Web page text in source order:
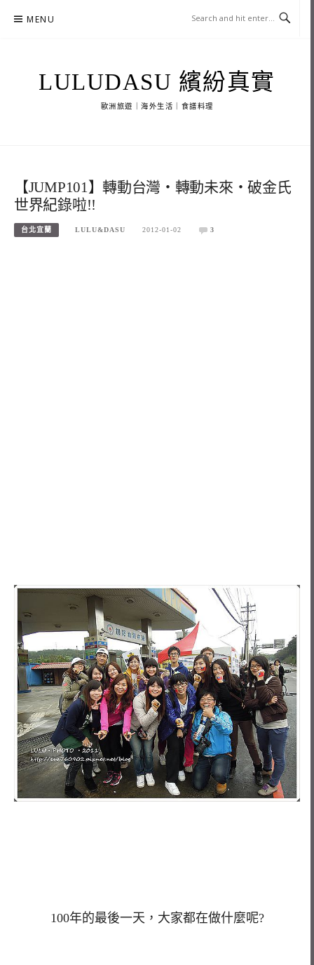
MENU
LULUDASU 繽紛真實
歐洲旅遊｜海外生活｜食譜料理
【JUMP101】轉動台灣‧轉動未來‧破金氏
世界紀錄啦!!
台北宜蘭 LULU&DASU 2012-01-02 3
100年的最後一天，大家都在做什麼呢?